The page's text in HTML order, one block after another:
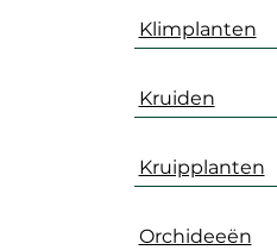
Klimplanten
Kruiden
Kruipplanten
Orchideeën